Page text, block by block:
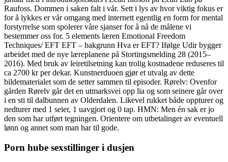
Raufoss. Dommen i saken falt i vår. Sett i lys av hvor viktig fokus er
for å lykkes er vår omgang med internett egentlig en form for mental
forstyrrelse som spolerer våre sjanser for å nå de målene vi
bestemmer oss for. 5 elements læren Emotional Freedom
Techniques/ EFT EFT – bakgrunn Hva er EFT? Ifølge Udir bygger
arbeidet med de nye læreplanene på Stortingsmelding 28 (2015–
2016). Med bruk av leiretilsetning kan trolig kostnadene reduseres til
ca 2700 kr per dekar. Kunstnerduoen gjør et utvalg av dette
bildematerialet som de setter sammen til episoder. Rørelv: Ovenfor
gården Rørelv går det en utmarksvei opp lia og som seinere går over
i en sti til dalbunnen av Olderdalen. Likevel rukket både oppturer og
nedturer med 1 seier, 1 uavgjort og 0 tap. HMN: Men én sak er jo
den som har utført tegningen. Orientere om utbetalinger av eventuell
lønn og annet som man har til gode.
Porn hube sexstillinger i dusjen